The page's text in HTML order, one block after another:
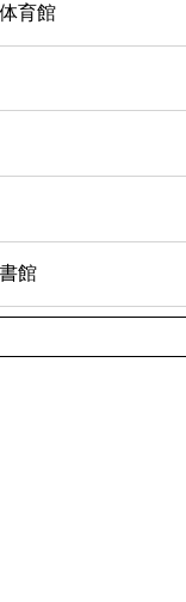
育館
館